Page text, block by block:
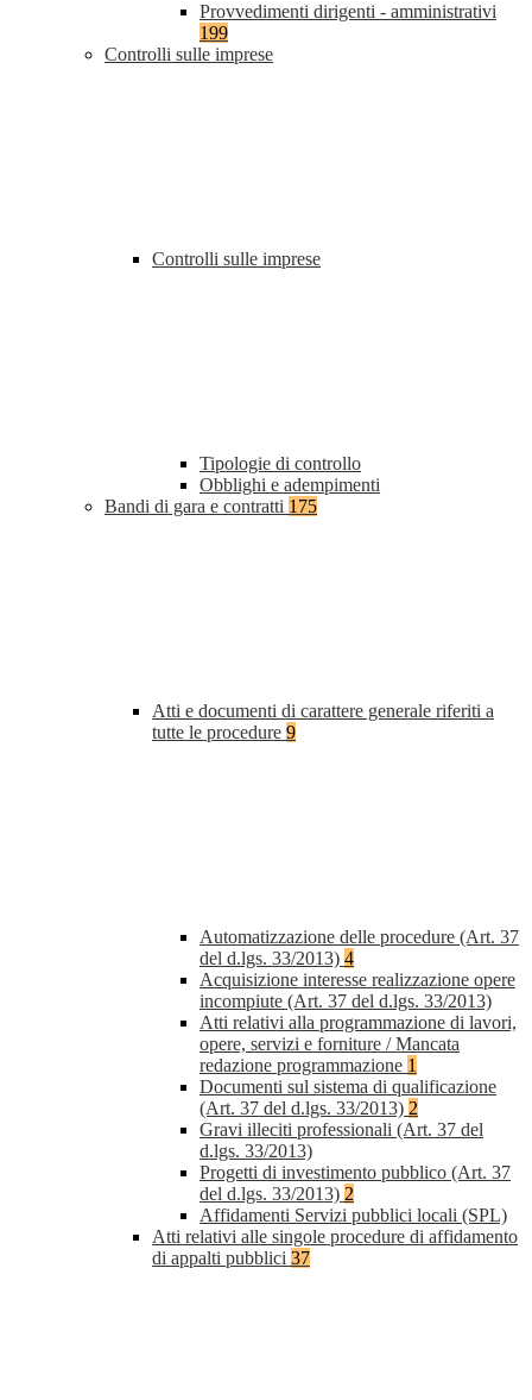
Provvedimenti dirigenti - amministrativi
199
Controlli sulle imprese
Controlli sulle imprese
Tipologie di controllo
Obblighi e adempimenti
Bandi di gara e contratti 175
Atti e documenti di carattere generale riferiti a
tutte le procedure 9
Automatizzazione delle procedure (Art. 37
del d.lgs. 33/2013) 4
Acquisizione interesse realizzazione opere
incompiute (Art. 37 del d.lgs. 33/2013)
Atti relativi alla programmazione di lavori,
opere, servizi e forniture / Mancata
redazione programmazione 1
Documenti sul sistema di qualificazione
(Art. 37 del d.lgs. 33/2013) 2
Gravi illeciti professionali (Art. 37 del
d.lgs. 33/2013)
Progetti di investimento pubblico (Art. 37
del d.lgs. 33/2013) 2
Affidamenti Servizi pubblici locali (SPL)
Atti relativi alle singole procedure di affidamento
di appalti pubblici 37